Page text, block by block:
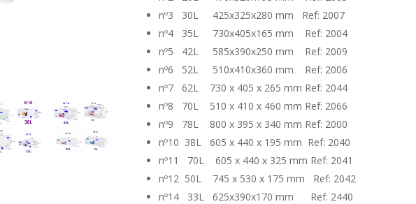
nº3 30L 425x325x280 mm Ref: 2007
nº4 35L 730x405x165 mm Ref: 2004
nº5 42L 585x390x250 mm Ref: 2009
nº6 52L 510x410x360 mm Ref: 2006
nº7 62L 730 x 405 x 265 mm Ref: 2044
nº8 70L 510 x 410 x 460 mm Ref: 2066
nº9 78L 800 x 395 x 340 mm Ref: 2000
nº10 38L 605 x 440 x 195 mm Ref: 2040
nº11 70L 605 x 440 x 325 mm Ref: 2041
nº12 50L 745 x 530 x 175 mm Ref: 2042
nº14 33L 625x390x170 mm Ref: 2440